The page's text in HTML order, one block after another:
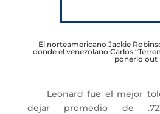
El norteamericano Jackie
donde el venezolano Carlos
ponerlo out
Leonard fue el mejor
dejar promedio de